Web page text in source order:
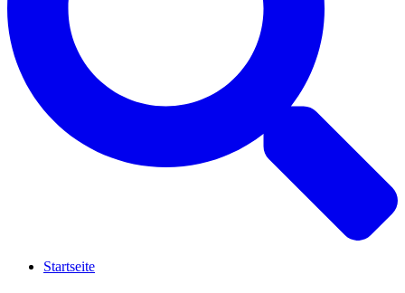
Startseite